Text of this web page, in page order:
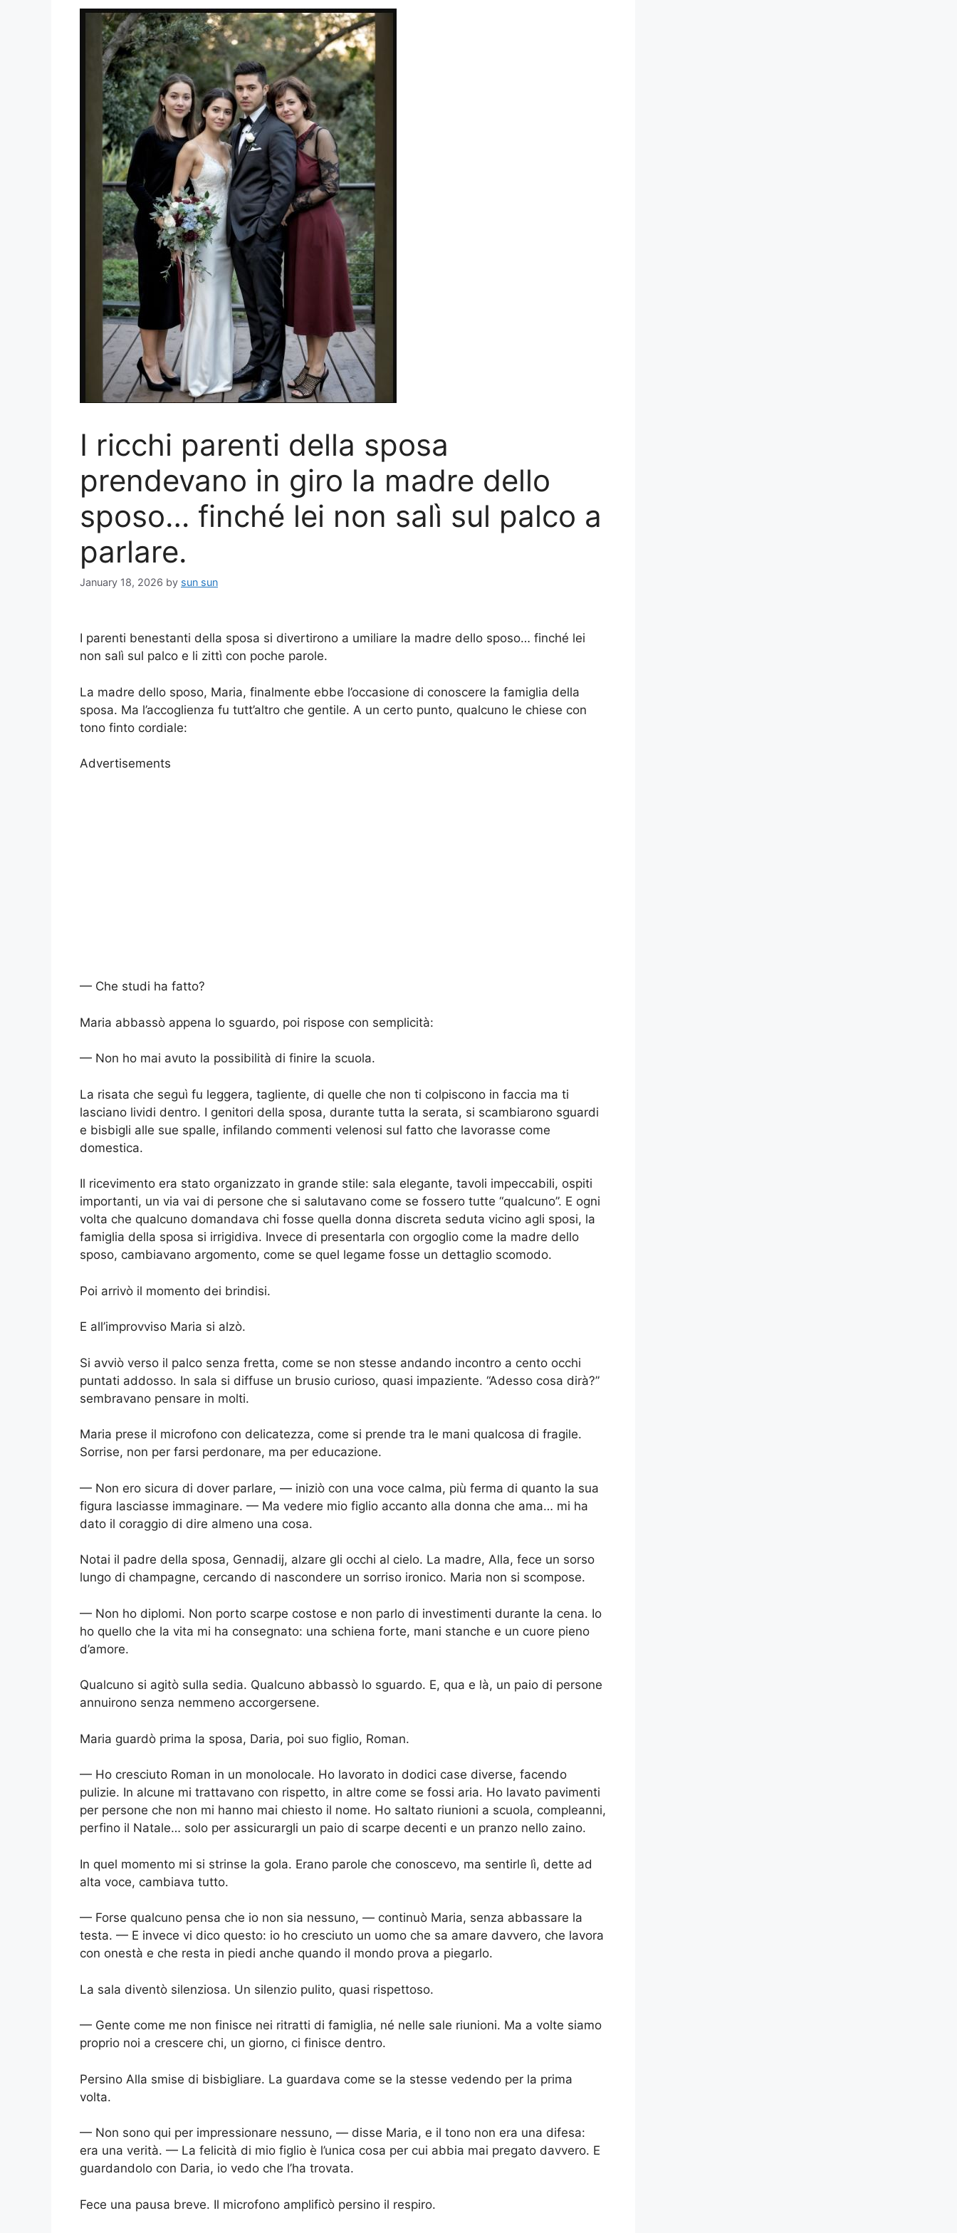
I ricchi parenti della sposa
prendevano in giro la madre dello
sposo… finché lei non salì sul palco a
parlare.
January 18, 2026 by sun sun
I parenti benestanti della sposa si divertirono a umiliare la madre dello sposo… finché lei
non salì sul palco e li zittì con poche parole.
La madre dello sposo, Maria, finalmente ebbe l’occasione di conoscere la famiglia della
sposa. Ma l’accoglienza fu tutt’altro che gentile. A un certo punto, qualcuno le chiese con
tono finto cordiale:
Advertisements
— Che studi ha fatto?
Maria abbassò appena lo sguardo, poi rispose con semplicità:
— Non ho mai avuto la possibilità di finire la scuola.
La risata che seguì fu leggera, tagliente, di quelle che non ti colpiscono in faccia ma ti
lasciano lividi dentro. I genitori della sposa, durante tutta la serata, si scambiarono sguardi
e bisbigli alle sue spalle, infilando commenti velenosi sul fatto che lavorasse come
domestica.
Il ricevimento era stato organizzato in grande stile: sala elegante, tavoli impeccabili, ospiti
importanti, un via vai di persone che si salutavano come se fossero tutte “qualcuno”. E ogni
volta che qualcuno domandava chi fosse quella donna discreta seduta vicino agli sposi, la
famiglia della sposa si irrigidiva. Invece di presentarla con orgoglio come la madre dello
sposo, cambiavano argomento, come se quel legame fosse un dettaglio scomodo.
Poi arrivò il momento dei brindisi.
E all’improvviso Maria si alzò.
Si avviò verso il palco senza fretta, come se non stesse andando incontro a cento occhi
puntati addosso. In sala si diffuse un brusio curioso, quasi impaziente. “Adesso cosa dirà?”
sembravano pensare in molti.
Maria prese il microfono con delicatezza, come si prende tra le mani qualcosa di fragile.
Sorrise, non per farsi perdonare, ma per educazione.
— Non ero sicura di dover parlare, — iniziò con una voce calma, più ferma di quanto la sua
figura lasciasse immaginare. — Ma vedere mio figlio accanto alla donna che ama… mi ha
dato il coraggio di dire almeno una cosa.
Notai il padre della sposa, Gennadij, alzare gli occhi al cielo. La madre, Alla, fece un sorso
lungo di champagne, cercando di nascondere un sorriso ironico. Maria non si scompose.
— Non ho diplomi. Non porto scarpe costose e non parlo di investimenti durante la cena. Io
ho quello che la vita mi ha consegnato: una schiena forte, mani stanche e un cuore pieno
d’amore.
Qualcuno si agitò sulla sedia. Qualcuno abbassò lo sguardo. E, qua e là, un paio di persone
annuirono senza nemmeno accorgersene.
Maria guardò prima la sposa, Daria, poi suo figlio, Roman.
— Ho cresciuto Roman in un monolocale. Ho lavorato in dodici case diverse, facendo
pulizie. In alcune mi trattavano con rispetto, in altre come se fossi aria. Ho lavato pavimenti
per persone che non mi hanno mai chiesto il nome. Ho saltato riunioni a scuola, compleanni,
perfino il Natale… solo per assicurargli un paio di scarpe decenti e un pranzo nello zaino.
In quel momento mi si strinse la gola. Erano parole che conoscevo, ma sentirle lì, dette ad
alta voce, cambiava tutto.
— Forse qualcuno pensa che io non sia nessuno, — continuò Maria, senza abbassare la
testa. — E invece vi dico questo: io ho cresciuto un uomo che sa amare davvero, che lavora
con onestà e che resta in piedi anche quando il mondo prova a piegarlo.
La sala diventò silenziosa. Un silenzio pulito, quasi rispettoso.
— Gente come me non finisce nei ritratti di famiglia, né nelle sale riunioni. Ma a volte siamo
proprio noi a crescere chi, un giorno, ci finisce dentro.
Persino Alla smise di bisbigliare. La guardava come se la stesse vedendo per la prima
volta.
— Non sono qui per impressionare nessuno, — disse Maria, e il tono non era una difesa:
era una verità. — La felicità di mio figlio è l’unica cosa per cui abbia mai pregato davvero. E
guardandolo con Daria, io vedo che l’ha trovata.
Fece una pausa breve. Il microfono amplificò persino il respiro.